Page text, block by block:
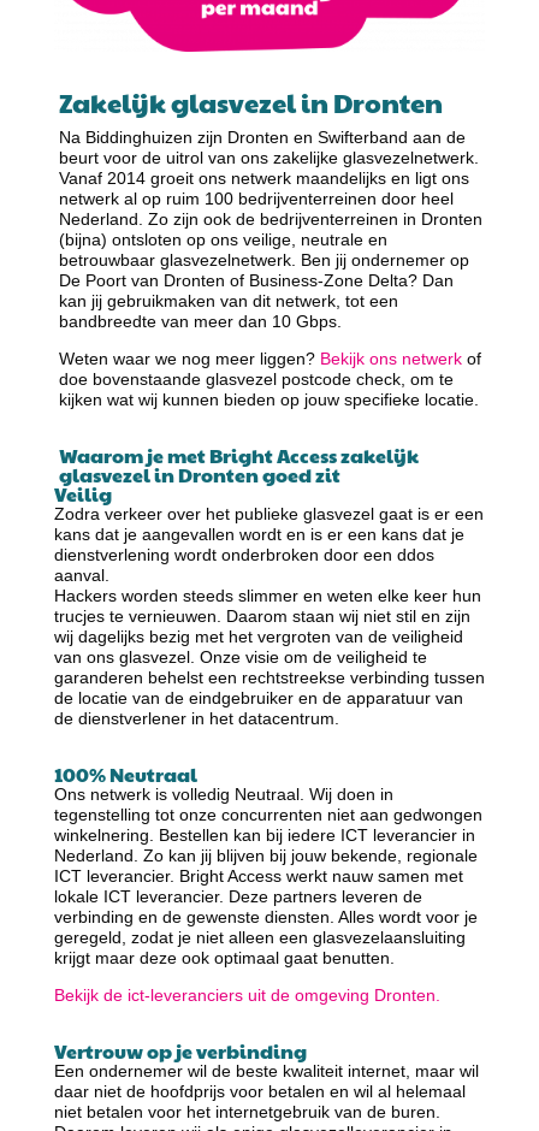
Zakelijk glasvezel in Dronten
Na Biddinghuizen zijn Dronten en Swifterband aan de
beurt voor de uitrol van ons zakelijke glasvezelnetwerk.
Vanaf 2014 groeit ons netwerk maandelijks en ligt ons
netwerk al op ruim 100 bedrijventerreinen door heel
Nederland. Zo zijn ook de bedrijventerreinen in Dronten
(bijna) ontsloten op ons veilige, neutrale en
betrouwbaar glasvezelnetwerk. Ben jij ondernemer op
De Poort van Dronten of Business-Zone Delta? Dan
kan jij gebruikmaken van dit netwerk, tot een
bandbreedte van meer dan 10 Gbps.
Weten waar we nog meer liggen? Bekijk ons netwerkof
doe bovenstaande glasvezel postcode check, om te
kijken wat wij kunnen bieden op jouw specifieke locatie.
Waarom je met Bright Access zakelijk
glasvezel in Dronten goed zit
Veilig
Zodra verkeer over het publieke glasvezel gaat is er een
kans dat je aangevallen wordt en is er een kans dat je
dienstverlening wordt onderbroken door een ddos
aanval.
Hackers worden steeds slimmer en weten elke keer hun
trucjes te vernieuwen. Daarom staan wij niet stil en zijn
wij dagelijks bezig met het vergroten van de veiligheid
van ons glasvezel. Onze visie om de veiligheid te
garanderen behelst een rechtstreekse verbinding tussen
de locatie van de eindgebruiker en de apparatuur van
de dienstverlener in het datacentrum.
100% Neutraal
Ons netwerk is volledig Neutraal. Wij doen in
tegenstelling tot onze concurrenten niet aan gedwongen
winkelnering. Bestellen kan bij iedere ICT leverancier in
Nederland. Zo kan jij blijven bij jouw bekende, regionale
ICT leverancier. Bright Access werkt nauw samen met
lokale ICT leverancier. Deze partners leveren de
verbinding en de gewenste diensten. Alles wordt voor je
geregeld, zodat je niet alleen een glasvezelaansluiting
krijgt maar deze ook optimaal gaat benutten.
Bekijk de ict-leveranciers uit de omgeving Dronten.
Vertrouw op je verbinding
Een ondernemer wil de beste kwaliteit internet, maar wil
daar niet de hoofdprijs voor betalen en wil al helemaal
niet betalen voor het internetgebruik van de buren.